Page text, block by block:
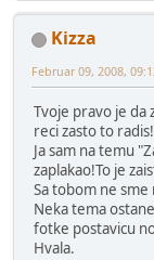
Kizza
Februar 09, 2008,
Tvoje pravo je da
reci zasto to
Ja sam na temu
zaplakao!To je
Sa tobom ne sme
Neka tema
fotke postavicu
Hvala.